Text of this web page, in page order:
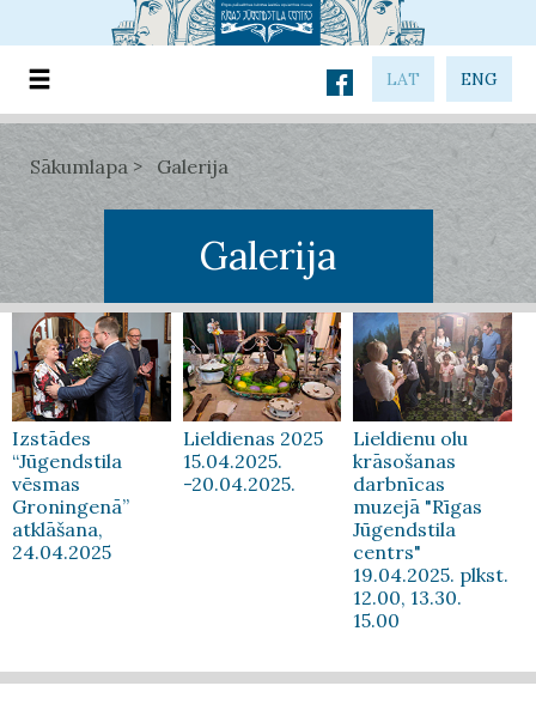
LAT ENG
Sākumlapa Galerija
Galerija
Izstādes
“Jūgendstila
vēsmas
Groningenā”
atklāšana,
24.04.2025
Lieldienas 2025
15.04.2025.
-20.04.2025.
Lieldienu olu
krāsošanas
darbnīcas
muzejā "Rīgas
Jūgendstila
centrs"
19.04.2025. plkst.
12.00, 13.30.
15.00